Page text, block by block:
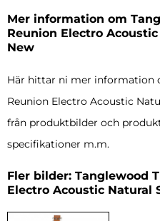
Mer information om
Reunion Electro
New
Här hittar ni mer information
Reunion Electro Acoustic
från produktbilder och
specifikationer m.m.
Fler bilder: Tanglewood
Electro Acoustic Natural